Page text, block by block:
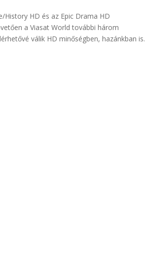
History HD és az Epic Drama HD
a Viasat World további három
válik HD minőségben, hazánkban is.